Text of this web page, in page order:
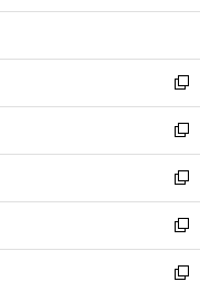
開
ウ
開
く
ン
ウ
で
開
く
ウ
ン
ド
ウ
で
開
く
新
し
い
ウ
ィ
ン
ド
ウ
で
新
し
い
ウ
ィ
ン
ド
新
し
い
ウ
ィ
新
し
い
新